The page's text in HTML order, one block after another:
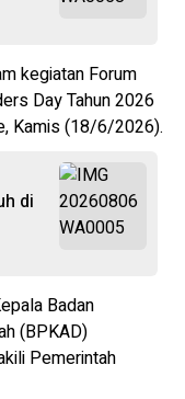
kegiatan Forum
Day Tahun 2026
Kamis (18/6/2026).
di
Badan
(BPKAD)
Pemerintah